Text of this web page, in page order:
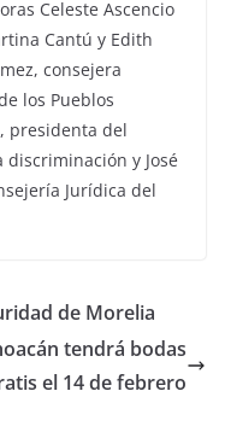
Celeste Ascencio
Cantú y Edith
consejera
los Pueblos
presidenta del
y José
Jurídica del
de Morelia
tendrá bodas
el 14 de febrero